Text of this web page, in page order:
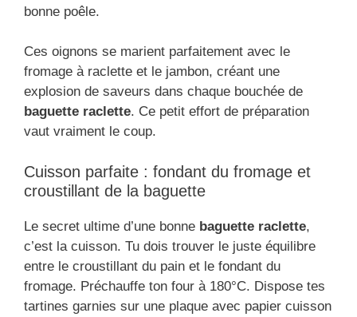
bonne poêle.
Ces oignons se marient parfaitement avec le
fromage à raclette et le jambon, créant une
explosion de saveurs dans chaque bouchée de
baguette raclette. Ce petit effort de préparation
vaut vraiment le coup.
Cuisson parfaite : fondant du fromage et
croustillant de la baguette
Le secret ultime d’une bonne baguette raclette,
c’est la cuisson. Tu dois trouver le juste équilibre
entre le croustillant du pain et le fondant du
fromage. Préchauffe ton four à 180°C. Dispose tes
tartines garnies sur une plaque avec papier cuisson